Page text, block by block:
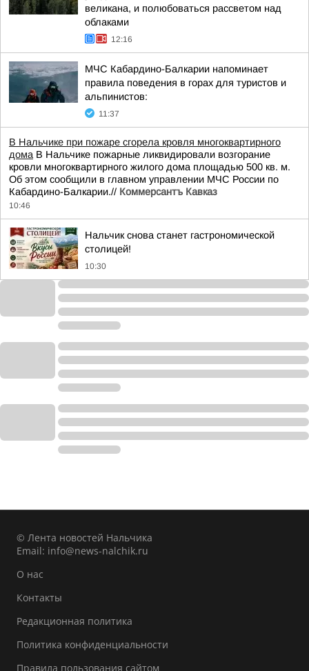
великана, и полюбоваться рассветом над
облаками
12:16
МЧС Кабардино-Балкарии напоминает
правила поведения в горах для туристов и
альпинистов:
11:37
В Нальчике при пожаре сгорела кровля многоквартирного
дома В Нальчике пожарные ликвидировали возгорание
кровли многоквартирного жилого дома площадью 500 кв. м.
Об этом сообщили в главном управлении МЧС России по
Кабардино-Балкарии.// Коммерсантъ Кавказ
10:46
Нальчик снова станет гастрономической
столицей!
10:30
© Лента новостей Нальчика
Email: info@news-nalchik.ru
О нас
Контакты
Редакционная политика
Политика конфиденциальности
Правила пользования сайтом